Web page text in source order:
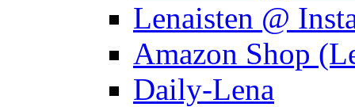
Lenaisten @
Amazon Shop
Daily-Lena